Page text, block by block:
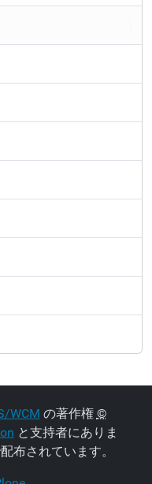
WCM の著作権 ©
と支持者にありま
布されています。